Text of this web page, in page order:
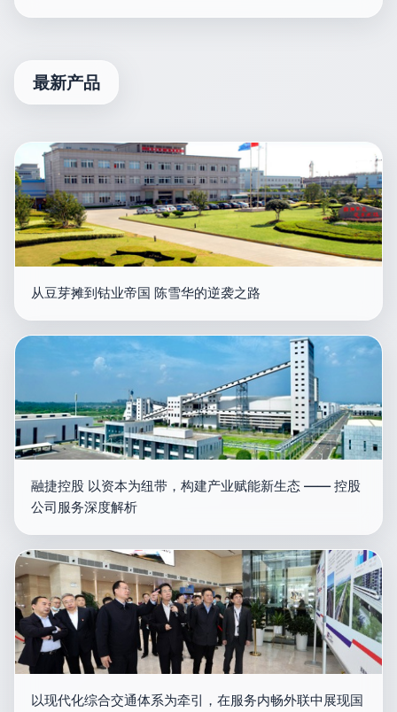
最新产品
从豆芽摊到钴业帝国 陈雪华的逆袭之路
融捷控股 以资本为纽带，构建产业赋能新生态 —— 控股
公司服务深度解析
以现代化综合交通体系为牵引，在服务内畅外联中展现国